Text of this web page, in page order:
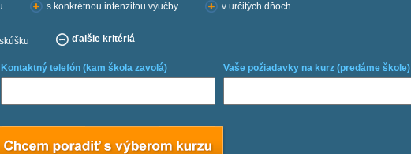
s konkrétnou intenzitou výučby v určitých dňoch
ďalšie kritériá
Kontaktný telefón (kam škola zavolá) Vaše požiadavky na kurz (predáme škole)